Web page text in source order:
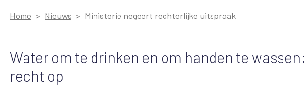
Home Nieuws Ministerie negeert rechterlijke uitspraak
Water om te drinken en om handen te
recht op